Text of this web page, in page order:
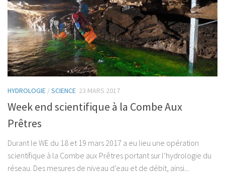
HYDROLOGIE /SCIENCE 23 MARS 2017
Week end scientifique à la Combe Aux
Prêtres
Durant le WE du 18 et 19 mars 2017 a eu lieu une opération
scientifique à la Combe aux Prêtres portant sur l’hydrologie du
réseau. Des mesures de niveau d’eau et de débit, ainsi...